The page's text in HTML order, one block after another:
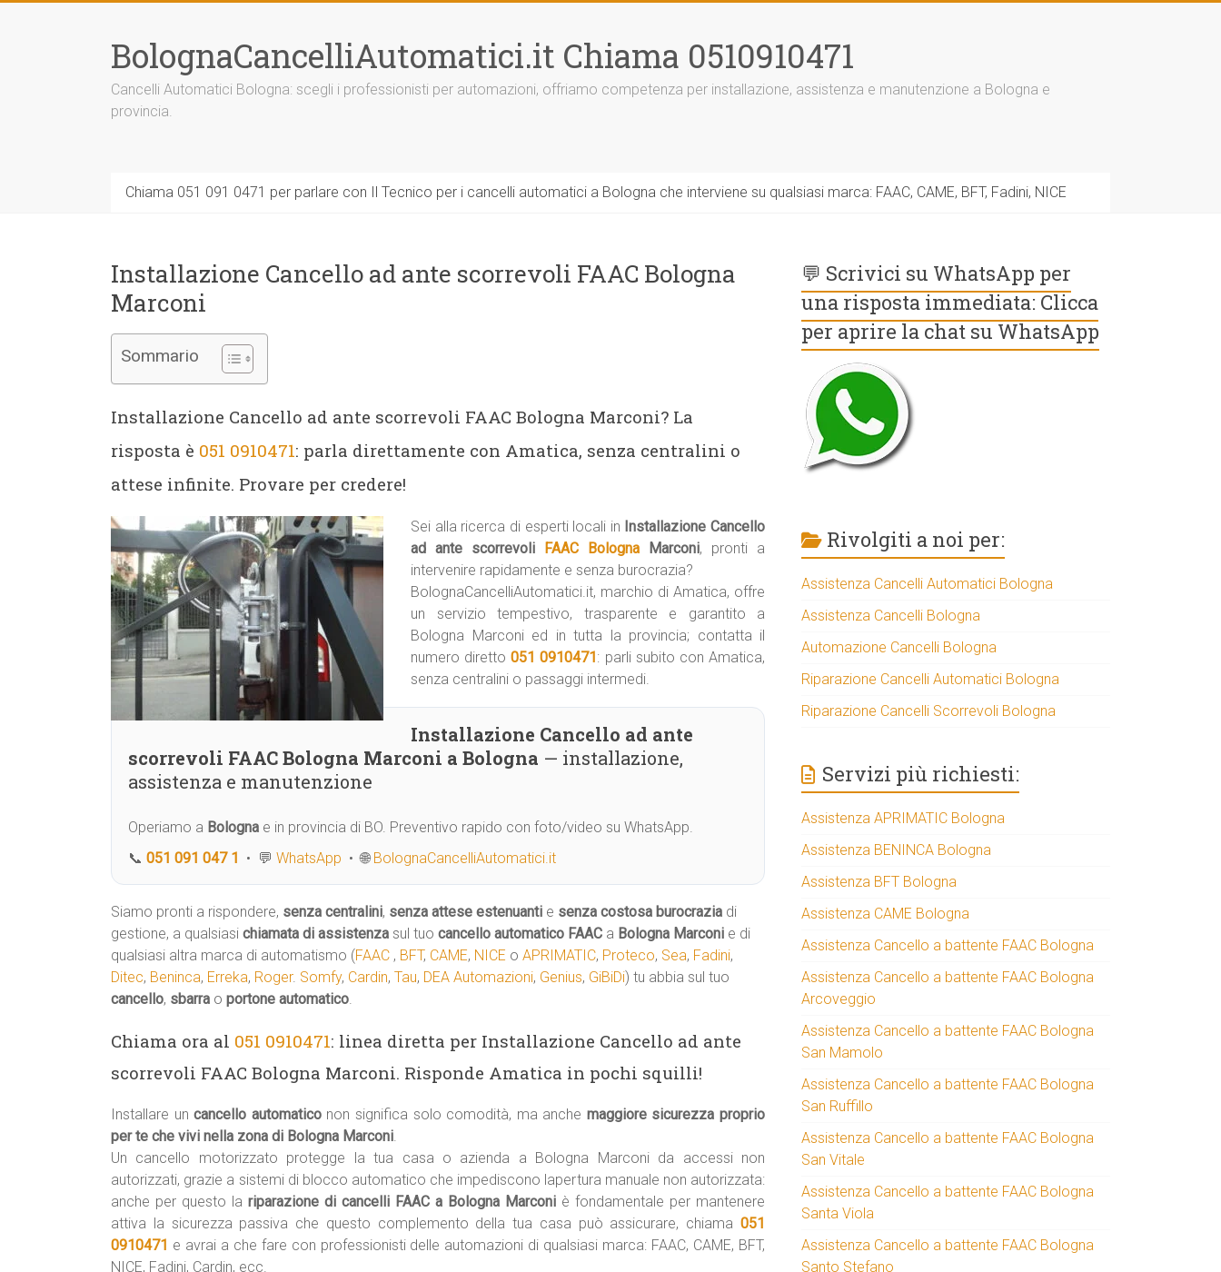
BolognaCancelliAutomatici.it Chiama 0510910471
Cancelli Automatici Bologna: scegli i professionisti per automazioni, offriamo competenza per installazione, assistenza e manutenzione a Bologna e
provincia.
Chiama 051 091 0471 per parlare con Il Tecnico per i cancelli automatici a Bologna che interviene su qualsiasi marca: FAAC, CAME, BFT, Fadini, NICE
Installazione Cancello ad ante scorrevoli FAAC Bologna
Marconi
Sommario
Installazione Cancello ad ante scorrevoli FAAC Bologna Marconi? La
risposta è 051 0910471: parla direttamente con Amatica, senza centralini o
attese infinite. Provare per credere!
Sei alla ricerca di esperti locali in Installazione Cancello
ad ante scorrevoli FAAC Bologna Marconi, pronti a
intervenire rapidamente e senza burocrazia?
BolognaCancelliAutomatici.it, marchio di Amatica, offre
un servizio tempestivo, trasparente e garantito a
Bologna Marconi ed in tutta la provincia; contatta il
numero diretto051 0910471: parli subito con Amatica,
senza centralini o passaggi intermedi.
Installazione Cancello ad ante
scorrevoli FAAC Bologna Marconi a Bologna — installazione,
assistenza e manutenzione
Operiamo a Bologna e in provincia di BO. Preventivo rapido con foto/video su WhatsApp.
📞 051 091 047 1 • 💬 WhatsApp • 🌐 BolognaCancelliAutomatici.it
Siamo pronti a rispondere, senza centralini, senza attese estenuanti e senza costosa burocrazia di
gestione, a qualsiasi chiamata di assistenza sul tuo cancello automatico FAAC a Bologna Marconi e di
qualsiasi altra marca di automatismo (FAAC , BFT, CAME, NICE o APRIMATIC, Proteco, Sea, Fadini,
Ditec, Beninca, Erreka, Roger. Somfy, Cardin, Tau, DEA Automazioni, Genius, GiBiDi) tu abbia sul tuo
cancello, sbarra o portone automatico.
Chiama ora al 051 0910471: linea diretta per Installazione Cancello ad ante
scorrevoli FAAC Bologna Marconi. Risponde Amatica in pochi squilli!
Installare uncancello automaticonon significa solo comodità, ma anche maggiore sicurezza proprio
per te che vivi nella zona di Bologna Marconi.
Un cancello motorizzato protegge la tua casa o azienda a Bologna Marconi da accessi non
autorizzati, grazie a sistemi di blocco automatico che impediscono lapertura manuale non autorizzata:
anche per questo la riparazione di cancelli FAAC a Bologna Marconi è fondamentale per mantenere
attiva la sicurezza passiva che questo complemento della tua casa può assicurare, chiama 051
0910471 e avrai a che fare con professionisti delle automazioni di qualsiasi marca: FAAC, CAME, BFT,
NICE, Fadini, Cardin, ecc.
💬 Scrivici su WhatsApp per
una risposta immediata: Clicca
per aprire la chat su WhatsApp
Rivolgiti a noi per:
Assistenza Cancelli Automatici Bologna
Assistenza Cancelli Bologna
Automazione Cancelli Bologna
Riparazione Cancelli Automatici Bologna
Riparazione Cancelli Scorrevoli Bologna
Servizi più richiesti:
Assistenza APRIMATIC Bologna
Assistenza BENINCA Bologna
Assistenza BFT Bologna
Assistenza CAME Bologna
Assistenza Cancello a battente FAAC Bologna
Assistenza Cancello a battente FAAC Bologna
Arcoveggio
Assistenza Cancello a battente FAAC Bologna
San Mamolo
Assistenza Cancello a battente FAAC Bologna
San Ruffillo
Assistenza Cancello a battente FAAC Bologna
San Vitale
Assistenza Cancello a battente FAAC Bologna
Santa Viola
Assistenza Cancello a battente FAAC Bologna
Santo Stefano